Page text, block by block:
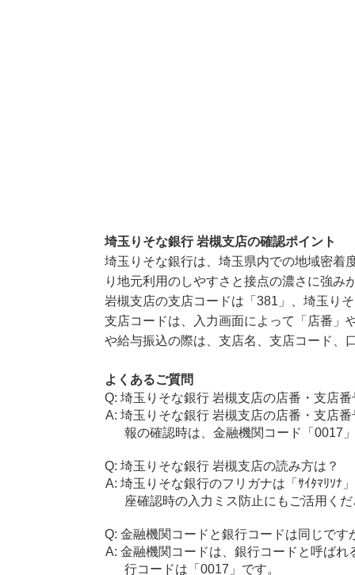
埼玉りそな銀行 岩槻支店の確認ポイント
埼玉りそな銀行は、埼玉県内での地域密着
り地元利用のしやすさと接点の濃さに強み
岩槻支店の支店コードは「381」、埼玉り
支店コードは、入力画面によって「店番」
や給与振込の際は、支店名、支店コード、
よくあるご質問
埼玉りそな銀行 岩槻支店の店番・支店番
埼玉りそな銀行 岩槻支店の店番・支店
報の確認時は、金融機関コード「0017
埼玉りそな銀行 岩槻支店の読み方は？
埼玉りそな銀行のフリガナは「ｻｲﾀﾏﾘｿﾅ
座確認時の入力ミス防止にもご活用く
金融機関コードと銀行コードは同じです
金融機関コードは、銀行コードと呼ば
行コードは「0017」です。